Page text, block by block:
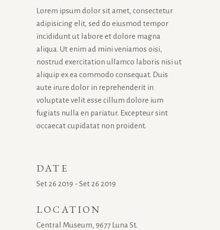
Lorem ipsum dolor sit amet, consectetur
adipisicing elit, sed do eiusmod tempor
incididunt ut labore et dolore magna
aliqua. Ut enim ad mini veniamos oisi,
nostrud exercitation ullamco laboris nisi ut
aliquip ex ea commodo consequat. Duis
aute irure dolor in reprehenderit in
voluptate velit esse cillum dolore ium
fugiats nulla en pariatur. Excepteur sint
occaecat cupidatat non proident.
DATE
Set 26 2019 - Set 26 2019
LOCATION
Central Museum, 9677 Luna St.